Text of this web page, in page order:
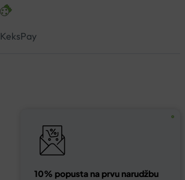
KeksPay
10% popusta na prvu narudžbu